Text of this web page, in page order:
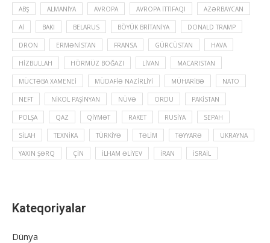
ABŞ ALMANIYA AVROPA AVROPA İTTIFAQI AZƏRBAYCAN
Aİ BAKI BELARUS BÖYÜK BRITANIYA DONALD TRAMP
DRON ERMƏNISTAN FRANSA GÜRCÜSTAN HAVA
HIZBULLAH HÖRMÜZ BOĞAZI LIVAN MACARISTAN
MÜCTƏBA XAMENEI MÜDAFIƏ NAZIRLIYI MÜHARIBƏ NATO
NEFT NIKOL PAŞINYAN NÜVƏ ORDU PAKISTAN
POLŞA QAZ QIYMƏT RAKET RUSIYA SEPAH
SILAH TEXNIKA TÜRKIYƏ TƏLIM TƏYYARƏ UKRAYNA
YAXIN ŞƏRQ ÇIN İLHAM ƏLIYEV İRAN İSRAIL
Kateqoriyalar
Dünya